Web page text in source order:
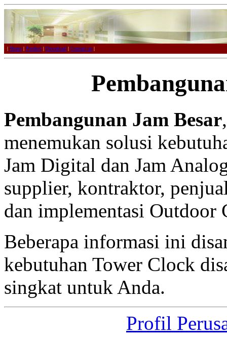
| Home | Product | Download | Contact us |
Pembangunan Jam Besar
menemukan solusi
Jam Digital dan Jam
supplier, kontraktor,
dan implementasi Outdoor
Beberapa informasi ini
kebutuhan Tower Clock
singkat untuk Anda.
Profil